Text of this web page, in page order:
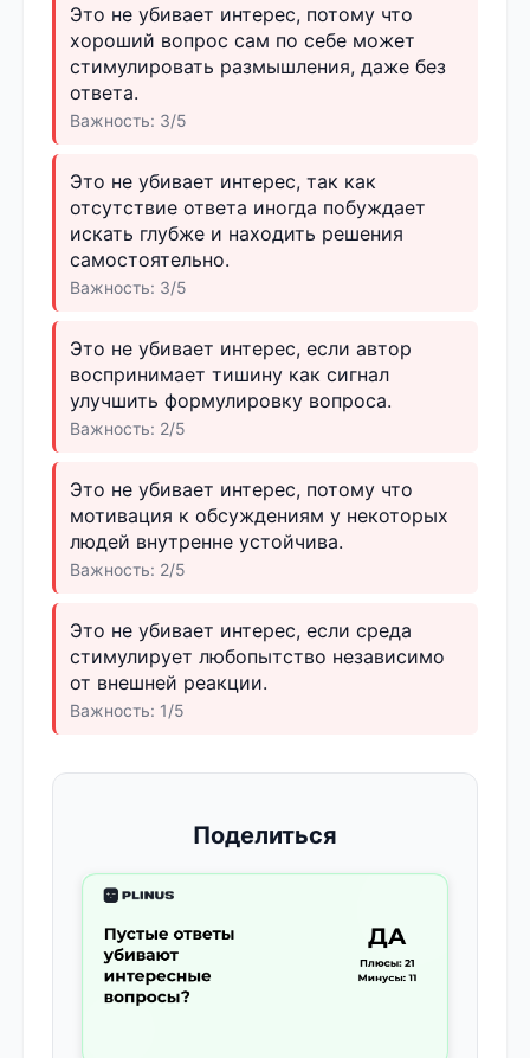
Это не убивает интерес, потому что
хороший вопрос сам по себе может
стимулировать размышления, даже без
ответа.
Важность: 3/5
Это не убивает интерес, так как
отсутствие ответа иногда побуждает
искать глубже и находить решения
самостоятельно.
Важность: 3/5
Это не убивает интерес, если автор
воспринимает тишину как сигнал
улучшить формулировку вопроса.
Важность: 2/5
Это не убивает интерес, потому что
мотивация к обсуждениям у некоторых
людей внутренне устойчива.
Важность: 2/5
Это не убивает интерес, если среда
стимулирует любопытство независимо
от внешней реакции.
Важность: 1/5
Поделиться